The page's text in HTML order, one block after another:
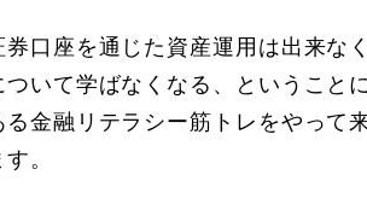
口座を通じた資産運用は出来な
いて学ばなくなる、ということ
金融リテラシー筋トレをやって
。